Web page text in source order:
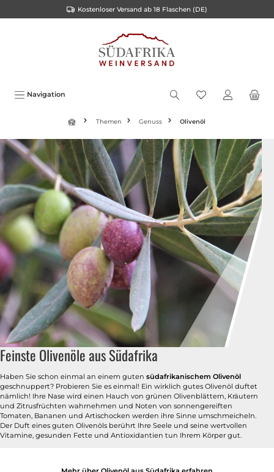
Kostenloser Versand ab 18 Flaschen (DE)
Navigation
Themen Genuss Olivenöl
Feinste Olivenöle aus Südafrika
Haben Sie schon einmal an einem guten südafrikanischem Olivenöl
geschnuppert? Probieren Sie es einmal! Ein wirklich gutes Olivenöl duftet
nämlich! Ihre Nase wird einen Hauch von grünen Olivenblättern, Kräutern
und Zitrusfrüchten wahrnehmen und Noten von sonnengereiften
Tomaten, Bananen und Artischocken werden ihre Sinne umschmeicheln.
Der Duft eines guten Olivenöls berührt Ihre Seele und seine wertvollen
Vitamine, gesunden Fette und Antioxidantien tun Ihrem Körper gut.